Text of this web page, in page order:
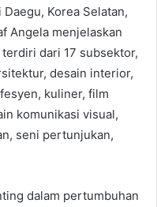
Korea Selatan,
Angela menjelaskan
dari 17 subsektor,
desain interior,
kuliner, film
komunikasi visual,
seni pertunjukan,
dalam pertumbuhan